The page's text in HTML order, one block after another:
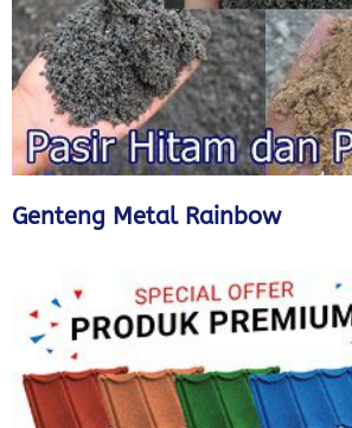
Genteng Metal Rainbow